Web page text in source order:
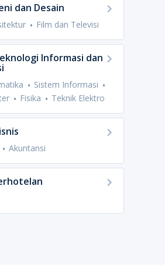
dan Desain
Film dan Televisi
Informasi dan
Sistem Informasi
Fisika Teknik Elektro
Akuntansi